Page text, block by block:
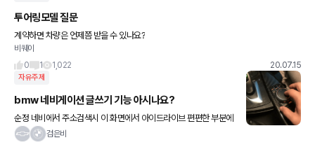
투어링모델 질문
계약하면 차량은 언제쯤 받을 수 있나요?
비퀘이
0
1 1,022 20.07.15
자유주제
bmw 네비게이션 글쓰기 기능 아시나요?
순정 네비에서 주소검색시 이 화면에서 아이드라이브 편편한 부분에
손가락으로 글씨를 쓰면 주소검색시 글이 써집니다. 강남구 한글자씩
검은비